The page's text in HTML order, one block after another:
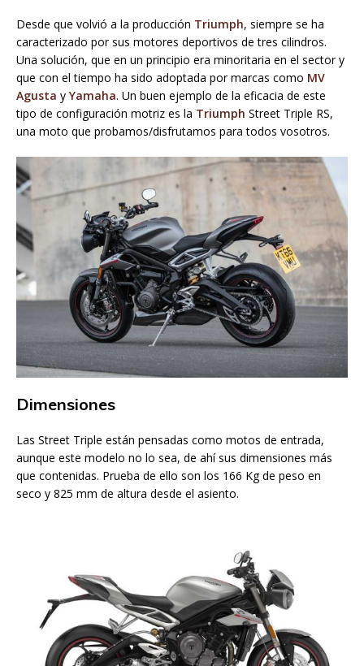
Desde que volvió a la producción Triumph, siempre se ha
caracterizado por sus motores deportivos de tres cilindros.
Una solución, que en un principio era minoritaria en el sector y
que con el tiempo ha sido adoptada por marcas como MV
Agusta y Yamaha. Un buen ejemplo de la eficacia de este
tipo de configuración motriz es la Triumph Street Triple RS,
una moto que probamos/disfrutamos para todos vosotros.
Dimensiones
Las Street Triple están pensadas como motos de entrada,
aunque este modelo no lo sea, de ahí sus dimensiones más
que contenidas. Prueba de ello son los 166 Kg de peso en
seco y 825 mm de altura desde el asiento.